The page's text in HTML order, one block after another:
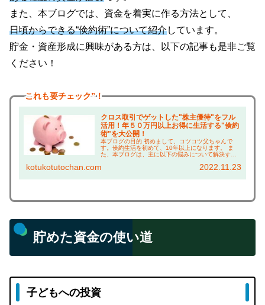
また、本ブログでは、資金を着実に作る方法として、
日頃からできる“倹約術”について紹介しています。
貯金・資産形成に興味がある方は、以下の記事も是非ご覧
ください！
これも要チェック”！
クロス取引でゲットした"株主優待"をフル
活用！年５０万円以上お得に生活する"倹約
術"を大公開！
本ブログの目的 初めまして、コツコツ父ちゃんで
す。倹約生活を初めて、10年以上になります。 ま
た、本ブログは、主に以下の悩みについて解決する
は、 ・株主優待って何がもらえるの？ →実際に使
kotukotutochan.com 2022.11.23
貯めた資金の使い道
子どもへの投資